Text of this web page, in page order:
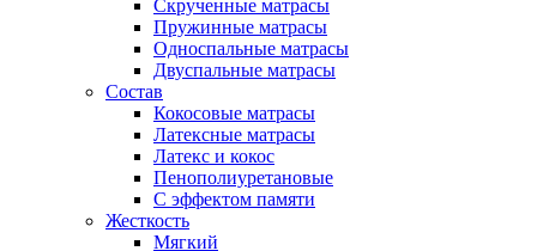
Скрученные матрасы
Пружинные матрасы
Односпальные матрасы
Двуспальные матрасы
Состав
Кокосовые матрасы
Латексные матрасы
Латекс и кокос
Пенополиуретановые
С эффектом памяти
Жесткость
Мягкий